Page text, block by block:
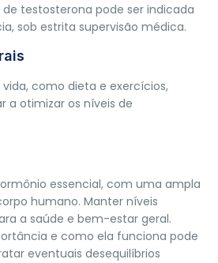
testosterona pode ser indicada
sob estrita supervisão médica.
como dieta e exercícios,
a otimizar os níveis de
essencial, com uma ampla
humano. Manter níveis
a saúde e bem-estar geral.
e como ela funciona pode
eventuais desequilíbrios